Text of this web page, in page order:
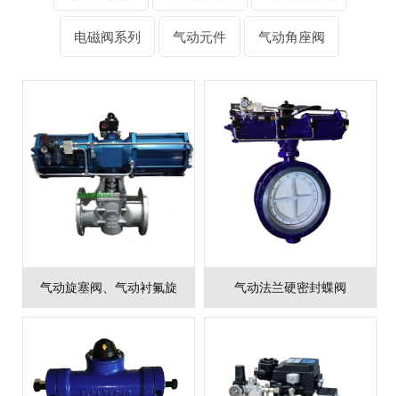
电磁阀系列 气动元件 气动角座阀
气动旋塞阀、气动衬氟旋 气动法兰硬密封蝶阀